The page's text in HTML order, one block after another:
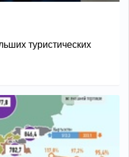
туристических